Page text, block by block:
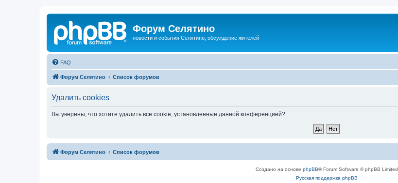
Форум Селятино
новости и события Селятино, обсуждение жителей
FAQ
Форум Селятино Список форумов
Удалить cookies
Вы уверены, что хотите удалить все cookie, установленные данной конференцией?
Форум Селятино Список форумов
Создано на основе phpBB® Forum Software © phpBB Limited
Русская поддержка phpBB